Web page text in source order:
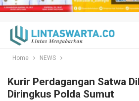
Home NEWS
Kurir Perdagangan Satwa
Diringkus Polda Sumut